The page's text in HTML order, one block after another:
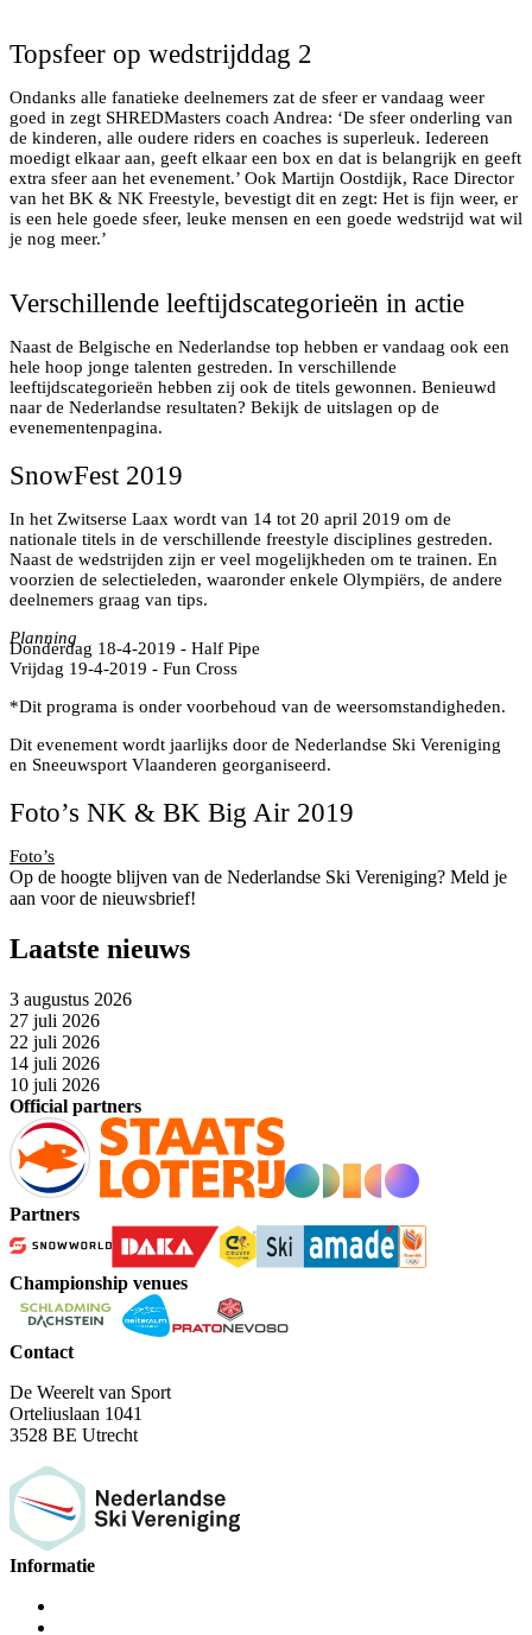
Topsfeer op wedstrijddag 2
Ondanks alle fanatieke deelnemers zat de sfeer er vandaag weer
goed in zegt SHREDMasters coach Andrea: ‘De sfeer onderling van
de kinderen, alle oudere riders en coaches is superleuk. Iedereen
moedigt elkaar aan, geeft elkaar een box en dat is belangrijk en geeft
extra sfeer aan het evenement.’ Ook Martijn Oostdijk, Race Director
van het BK & NK Freestyle, bevestigt dit en zegt: Het is fijn weer, er
is een hele goede sfeer, leuke mensen en een goede wedstrijd wat wil
je nog meer.’
Verschillende leeftijdscategorieën in actie
Naast de Belgische en Nederlandse top hebben er vandaag ook een
hele hoop jonge talenten gestreden. In verschillende
leeftijdscategorieën hebben zij ook de titels gewonnen. Benieuwd
naar de Nederlandse resultaten? Bekijk de uitslagen op de
evenementenpagina.
SnowFest 2019
In het Zwitserse Laax wordt van 14 tot 20 april 2019 om de
nationale titels in de verschillende freestyle disciplines gestreden.
Naast de wedstrijden zijn er veel mogelijkheden om te trainen. En
voorzien de selectieleden, waaronder enkele Olympiërs, de andere
deelnemers graag van tips.
Planning
Donderdag 18-4-2019 - Half Pipe
Vrijdag 19-4-2019 - Fun Cross
*Dit programa is onder voorbehoud van de weersomstandigheden.
Dit evenement wordt jaarlijks door de Nederlandse Ski Vereniging
en Sneeuwsport Vlaanderen georganiseerd.
Foto’s NK & BK Big Air 2019
Foto’s
Op de hoogte blijven van de Nederlandse Ski Vereniging? Meld je
aan voor de nieuwsbrief!
Laatste nieuws
3 augustus 2026
27 juli 2026
22 juli 2026
14 juli 2026
10 juli 2026
Official partners
Partners
Championship venues
Contact
De Weerelt van Sport
Orteliuslaan 1041
3528 BE Utrecht
Informatie